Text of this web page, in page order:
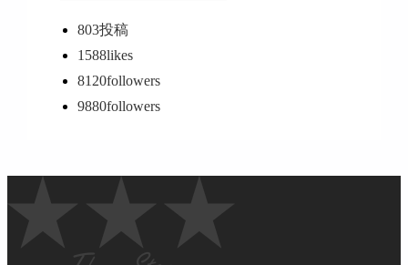
803投稿
1588likes
8120followers
9880followers